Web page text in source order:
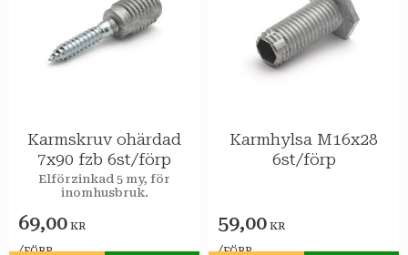
Karmskruv ohärdad
7x90 fzb 6st/förp
Elförzinkad 5 my, för
inomhusbruk.
69,00 KR
/FÖRP
Karmhylsa M16x28
6st/förp
59,00 KR
/FÖRP